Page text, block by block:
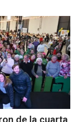
de la cuarta